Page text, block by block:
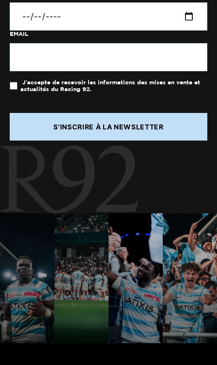
EMAIL
J'accepte de recevoir les informations des mises en vente et
actualités du Racing 92.
S'INSCRIRE À LA NEWSLETTER